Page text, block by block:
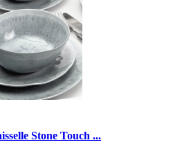
Stone Touch ...